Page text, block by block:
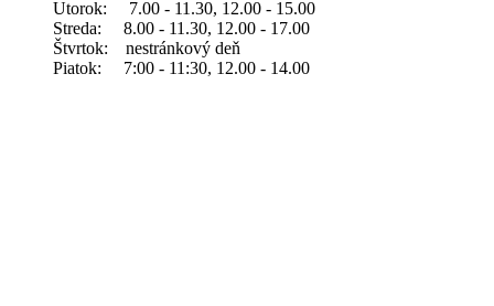
Utorok: 7.00 - 11.30, 12.00 - 15.00
Streda: 8.00 - 11.30, 12.00 - 17.00
Štvrtok: nestránkový deň
Piatok: 7:00 - 11:30, 12.00 - 14.00